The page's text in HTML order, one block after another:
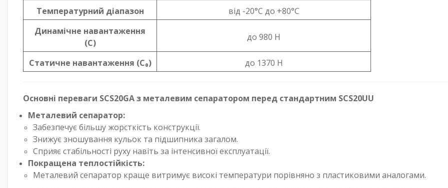
Температурний діапазон
від -20°C до +80°C
Динамічне навантаження
(C)
до 980 Н
Статичне навантаження (C₀) до 1370 Н
Основні переваги SCS20GA з металевим сепаратором перед стандартним SCS20UU
Металевий сепаратор:
Забезпечує більшу жорсткість конструкції.
Знижує зношування кульок та підшипника загалом.
Сприяє стабільності руху навіть за інтенсивної експлуатації.
Покращена теплостійкість:
Металевий сепаратор краще витримує високі температури порівняно з пластиковими аналогами.